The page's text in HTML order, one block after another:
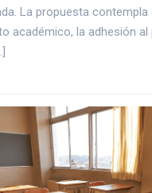
La propuesta
académico, la adhesión